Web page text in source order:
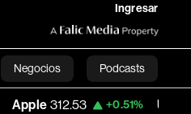
Ingresar
Negocios Podcasts
+0.51% USD COP 3,159.39